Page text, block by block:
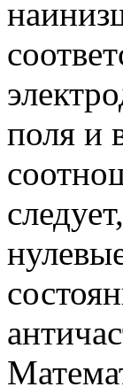
поля и